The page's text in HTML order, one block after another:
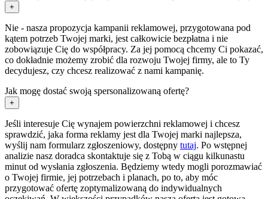
+
Nie - nasza propozycja kampanii reklamowej, przygotowana pod
kątem potrzeb Twojej marki, jest całkowicie bezpłatna i nie
zobowiązuje Cię do współpracy. Za jej pomocą chcemy Ci pokazać,
co dokładnie możemy zrobić dla rozwoju Twojej firmy, ale to Ty
decydujesz, czy chcesz realizować z nami kampanię.
Jak mogę dostać swoją spersonalizowaną ofertę?
+
Jeśli interesuje Cię wynajem powierzchni reklamowej i chcesz
sprawdzić, jaka forma reklamy jest dla Twojej marki najlepsza,
wyślij nam formularz zgłoszeniowy, dostępny tutaj. Po wstępnej
analizie nasz doradca skontaktuje się z Tobą w ciągu kilkunastu
minut od wysłania zgłoszenia. Będziemy wtedy mogli porozmawiać
o Twojej firmie, jej potrzebach i planach, po to, aby móc
przygotować ofertę zoptymalizowaną do indywidualnych